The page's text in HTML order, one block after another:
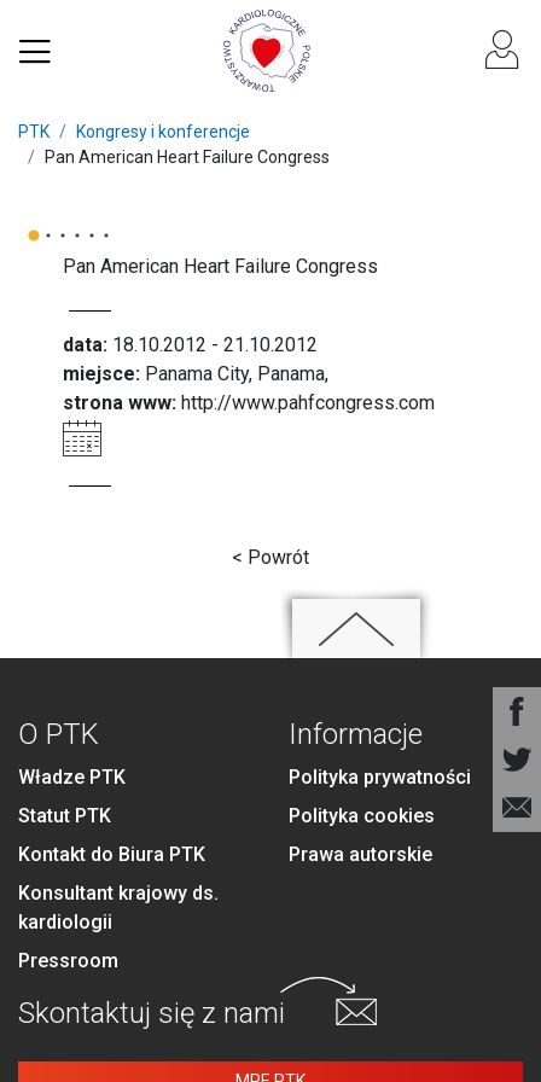
PTK
Kongresy i konferencje
Pan American Heart Failure Congress
Pan American Heart Failure Congress
data: 18.10.2012 - 21.10.2012
miejsce: Panama City, Panama,
strona www: http://www.pahfcongress.com
< Powrót
O PTK
Władze PTK
Statut PTK
Kontakt do Biura PTK
Konsultant krajowy ds.
kardiologii
Pressroom
Informacje
Polityka prywatności
Polityka cookies
Prawa autorskie
Skontaktuj się z nami